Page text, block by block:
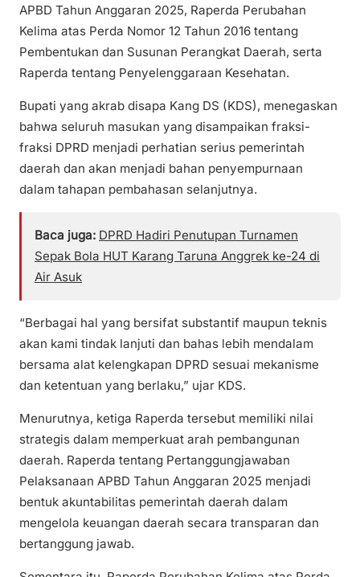
APBD Tahun Anggaran 2025, Raperda Perubahan
Kelima atas Perda Nomor 12 Tahun 2016 tentang
Pembentukan dan Susunan Perangkat Daerah, serta
Raperda tentang Penyelenggaraan Kesehatan.
Bupati yang akrab disapa Kang DS (KDS), menegaskan
bahwa seluruh masukan yang disampaikan fraksi-
fraksi DPRD menjadi perhatian serius pemerintah
daerah dan akan menjadi bahan penyempurnaan
dalam tahapan pembahasan selanjutnya.
Baca juga: DPRD Hadiri Penutupan Turnamen
Sepak Bola HUT Karang Taruna Anggrek ke-24 di
Air Asuk
“Berbagai hal yang bersifat substantif maupun teknis
akan kami tindak lanjuti dan bahas lebih mendalam
bersama alat kelengkapan DPRD sesuai mekanisme
dan ketentuan yang berlaku,” ujar KDS.
Menurutnya, ketiga Raperda tersebut memiliki nilai
strategis dalam memperkuat arah pembangunan
daerah. Raperda tentang Pertanggungjawaban
Pelaksanaan APBD Tahun Anggaran 2025 menjadi
bentuk akuntabilitas pemerintah daerah dalam
mengelola keuangan daerah secara transparan dan
bertanggung jawab.